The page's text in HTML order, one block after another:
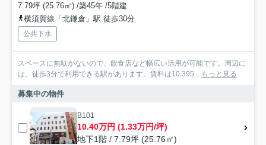
7.79坪 (25.76㎡) /築45年 /5階建
横須賀線「北鎌倉」駅 徒歩30分
公共下水
スペースに無駄がないので、飲食店など幅広い活用が可能です。周辺に
は、徒歩3分で利用できる駅があります。賃料は10.395... もっと見る
募集中の物件
B101
10.40万円 (1.33万円/坪)
地下1階 / 7.79坪 (25.76㎡)